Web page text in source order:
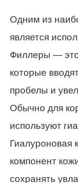
Одним из
является
Филлеры —
которые
пробелы и
Обычно для
используют
Гиалуроновая
компонент
сохранять